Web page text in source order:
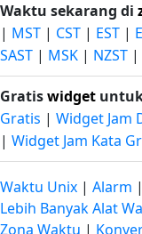
Waktu sekarang di
| MST | CST | EST |
SAST | MSK | NZST |
Gratiswidget
Gratis | Widget Jam
| Widget Jam Kata
Waktu Unix | Alarm |
Lebih Banyak Alat
Zona Waktu |